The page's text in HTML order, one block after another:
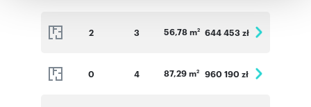
2 3 56,78 m2 644 453 zł
0 4 87,29 m2 960 190 zł